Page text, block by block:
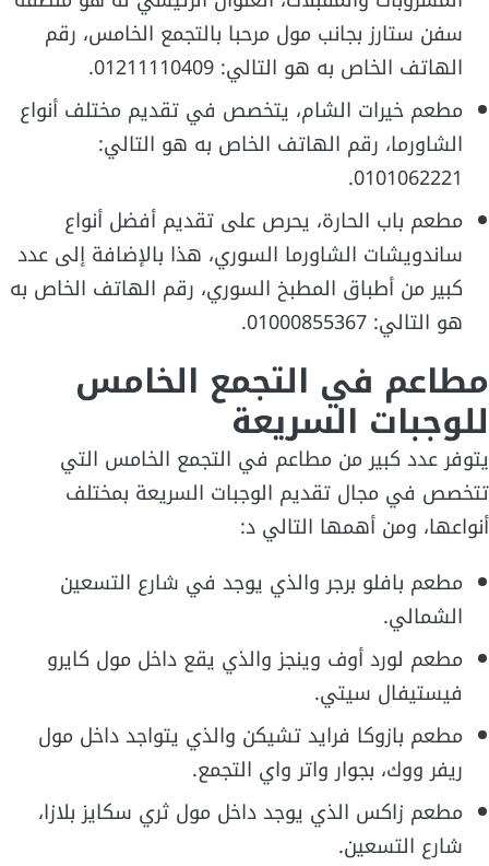
سفن ستارز بجانب مول مرحبا بالتجمع الخامس، رقم
الهاتف الخاص به هو التالي: 01211110409.
مطعم خيرات الشام، يتخصص في تقديم مختلف أنواع
الشاورما، رقم الهاتف الخاص به هو التالي:
0101062221.
مطعم باب الحارة، يحرص على تقديم أفضل أنواع
ساندويشات الشاورما السوري، هذا بالإضافة إلى عدد
كبير من أطباق المطبخ السوري، رقم الهاتف الخاص به
هو التالي: 01000855367.
مطاعم في التجمع الخامس
للوجبات السريعة
يتوفر عدد كبير من مطاعم في التجمع الخامس التي
تتخصص في مجال تقديم الوجبات السريعة بمختلف
أنواعها، ومن أهمها التالي د:
مطعم بافلو برجر والذي يوجد في شارع التسعين
الشمالي.
مطعم لورد أوف وينجز والذي يقع داخل مول كايرو
فيستيفال سيتي.
مطعم بازوكا فرايد تشيكن والذي يتواجد داخل مول
ريفر ووك، بجوار واتر واي التجمع.
مطعم زاكس الذي يوجد داخل مول ثري سكايز بلازا،
شارع التسعين.